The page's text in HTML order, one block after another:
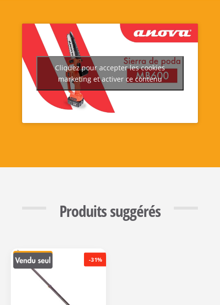
Cliquez pour accepter les cookies
marketing et activer ce contenu
Produits suggérés
-31%